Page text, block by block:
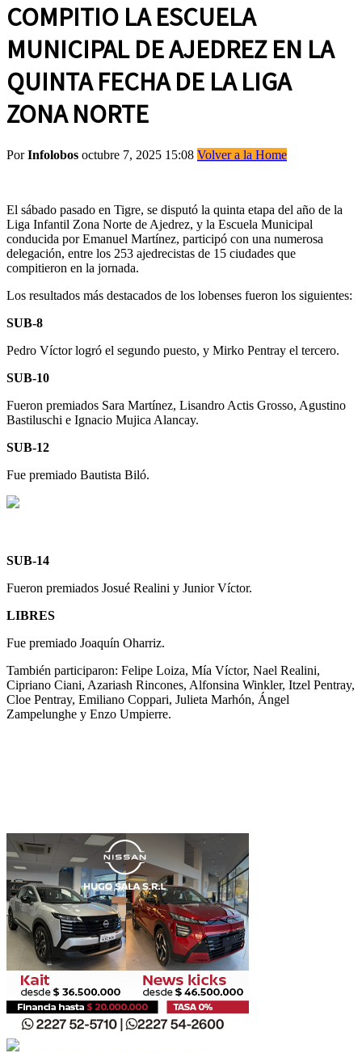
COMPITIO LA ESCUELA
MUNICIPAL DE AJEDREZ EN LA
QUINTA FECHA DE LA LIGA
ZONA NORTE
PorInfolobos octubre 7, 2025 15:08 Volver a la Home
El sábado pasado en Tigre, se disputó la quinta etapa del año de la
Liga Infantil Zona Norte de Ajedrez, y la Escuela Municipal
conducida por Emanuel Martínez, participó con una numerosa
delegación, entre los 253 ajedrecistas de 15 ciudades que
compitieron en la jornada.
Los resultados más destacados de los lobenses fueron los siguientes:
SUB-8
Pedro Víctor logró el segundo puesto, y Mirko Pentray el tercero.
SUB-10
Fueron premiados Sara Martínez, Lisandro Actis Grosso, Agustino
Bastiluschi e Ignacio Mujica Alancay.
SUB-12
Fue premiado Bautista Biló.
SUB-14
Fueron premiados Josué Realini y Junior Víctor.
LIBRES
Fue premiado Joaquín Oharriz.
También participaron: Felipe Loiza, Mía Víctor, Nael Realini,
Cipriano Ciani, Azariash Rincones, Alfonsina Winkler, Itzel Pentray,
Cloe Pentray, Emiliano Coppari, Julieta Marhón, Ángel
Zampelunghe y Enzo Umpierre.